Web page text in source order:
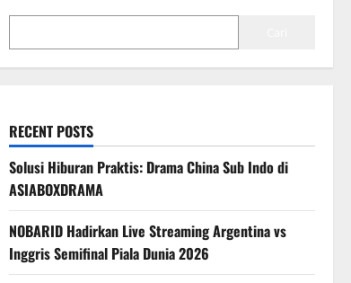
RECENT POSTS
Solusi Hiburan Praktis: Drama China Sub Indo di
ASIABOXDRAMA
NOBARID Hadirkan Live Streaming Argentina vs
Inggris Semifinal Piala Dunia 2026